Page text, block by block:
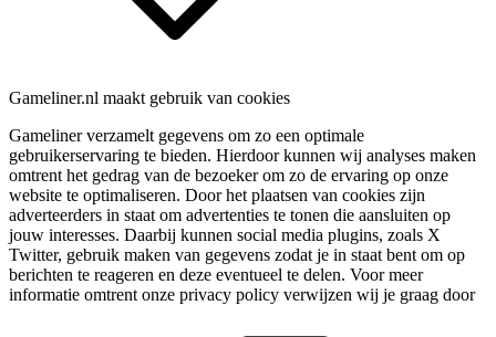
Gameliner.nl maakt gebruik van cookies
Gameliner verzamelt gegevens om zo een optimale
gebruikerservaring te bieden. Hierdoor kunnen wij analyses maken
omtrent het gedrag van de bezoeker om zo de ervaring op onze
website te optimaliseren. Door het plaatsen van cookies zijn
adverteerders in staat om advertenties te tonen die aansluiten op
jouw interesses. Daarbij kunnen social media plugins, zoals X
Twitter, gebruik maken van gegevens zodat je in staat bent om op
berichten te reageren en deze eventueel te delen. Voor meer
informatie omtrent onze privacy policy verwijzen wij je graag door